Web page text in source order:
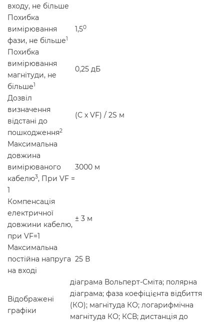
входу, не більше
Похибка
вимірювання
фази, не більше1
1,50
Похибка
вимірювання
магнітуди, не
більше1
0,25 дБ
Дозвіл
визначення
відстані до
пошкодження2
(C x VF) / 2S м
Максимальна
довжина
вимірюваного
кабелю3, При VF =
1
3000 м
Компенсація
електричної
довжини кабелю,
при VF=1
± 3 м
Максимальна
постійна напруга
на вході
25 В
Відображені
графіки
діаграма Вольперт-Сміта; полярна
діаграма; фаза коефіцієнта відбиття
(КО); магнітуда КО; логарифмічна
магнітуда КО; КСВ; дистанція до